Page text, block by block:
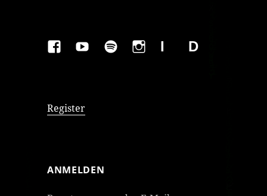
FAKEBOOK
YOUTUBESPOTIFYINSTAGRAM
IMPRESSUM
Register
ANMELDEN